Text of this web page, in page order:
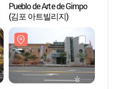
Pueblo de Arte de Gimpo
(김포 아트빌리지)